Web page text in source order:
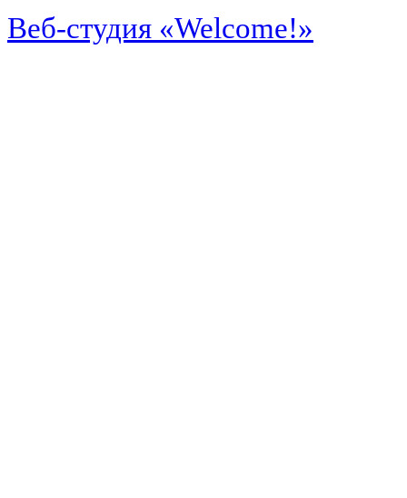
Веб-студия «Welcome!»